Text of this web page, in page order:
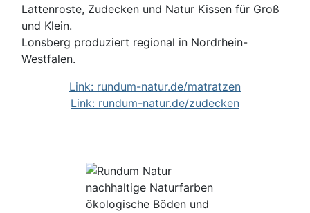
Lattenroste, Zudecken und Natur Kissen für Groß
und Klein.
Lonsberg produziert regional in Nordrhein-
Westfalen.
Link: rundum-natur.de/matratzen
Link: rundum-natur.de/zudecken